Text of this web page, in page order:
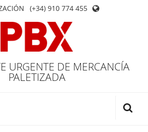
(+34) 910 774 455
URGENTE DE MERCANCÍA
PALETIZADA